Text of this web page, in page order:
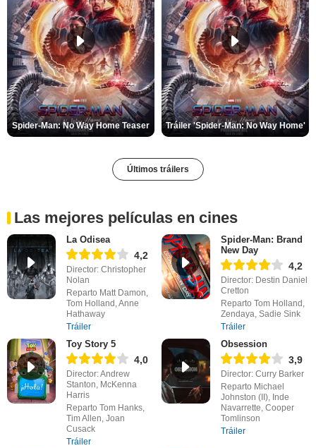
Spider-Man: No Way Home Teaser Tráiler 'Spider-Man: No Way Home'
Últimos tráilers
Las mejores películas en cines
La Odisea
4,2
Director: Christopher
Nolan
Reparto Matt Damon,
Tom Holland, Anne
Hathaway
Tráiler
Spider-Man: Brand
New Day
4,2
Director: Destin Daniel
Cretton
Reparto Tom Holland,
Zendaya, Sadie Sink
Tráiler
Toy Story 5
4,0
Director: Andrew
Stanton, McKenna
Harris
Reparto Tom Hanks,
Tim Allen, Joan
Cusack
Tráiler
Obsession
3,9
Director: Curry Barker
Reparto Michael
Johnston (II), Inde
Navarrette, Cooper
Tomlinson
Tráiler